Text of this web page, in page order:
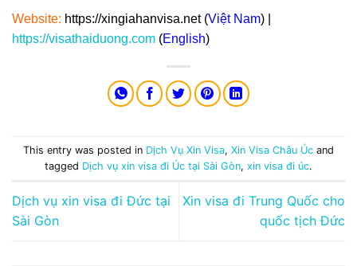
Website: https://xingiahanvisa.net (Việt Nam) |
https://visathaiduong.com (English)
This entry was posted in Dịch Vụ Xin Visa, Xin Visa Châu Úc and
tagged Dịch vụ xin visa đi Úc tại Sài Gòn, xin visa đi úc.
Dịch vụ xin visa đi Đức tại
Sài Gòn
Xin visa đi Trung Quốc cho
quốc tịch Đức